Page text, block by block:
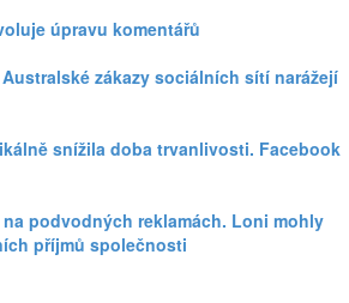
úpravu komentářů
zákazy sociálních sítí narážejí
snížila doba trvanlivosti. Facebook
podvodných reklamách. Loni mohly
příjmů společnosti